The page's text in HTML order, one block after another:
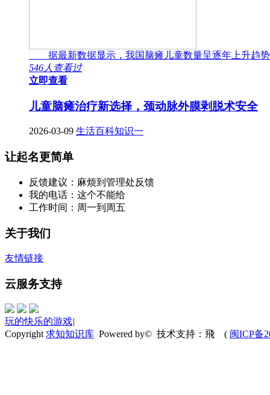
据最新数据显示，我国脑瘫儿童数量呈逐年上升趋势
546人查看过
立即查看
儿童脑瘫治疗新选择，颈动脉外膜剥脱术安全
2026-03-09 生活百科知识一
让起名更简单
反馈建议：麻烦到管理处反馈
我的电话：这个不能给
工作时间：周一到周五
关于我们
友情链接
云服务支持
玩的快乐的游戏|
Copyright 求知知识库 Powered by© 技术支持：飛 ( 闽ICP备